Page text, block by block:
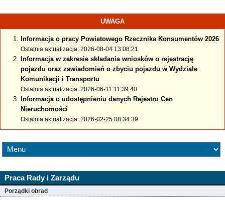
UWAGA
Informacja o pracy Powiatowego Rzecznika Konsumentów 2026
Ostatnia aktualizacja: 2026-08-04 13:08:21
Informacja w zakresie składania wniosków o rejestrację
pojazdu oraz zawiadomień o zbyciu pojazdu w Wydziale
Komunikacji i Transportu
Ostatnia aktualizacja: 2026-06-11 11:39:40
Informacja o udostępnieniu danych Rejestru Cen
Nieruchomości
Ostatnia aktualizacja: 2026-02-25 08:34:39
Praca Rady i Zarządu
Porządki obrad